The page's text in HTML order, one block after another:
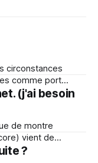
circonstances
comme port
de
(j'ai besoin
de montre
vient de
?